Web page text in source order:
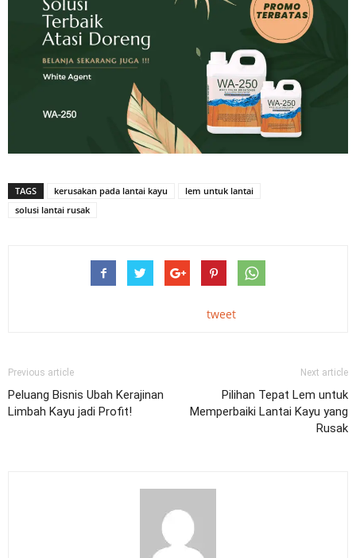
TAGS kerusakan pada lantai kayu
lem untuk lantai
solusi lantai rusak
tweet
Previous article
Peluang Bisnis Ubah Kerajinan
Limbah Kayu jadi Profit!
Next article
Pilihan Tepat Lem untuk
Memperbaiki Lantai Kayu yang
Rusak